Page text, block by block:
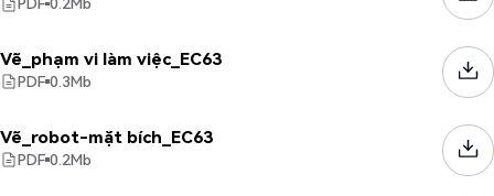
Vẽ_phạm vi làm việc_EC63
PDF 0.3Mb
Vẽ_robot-mặt bích_EC63
PDF 0.2Mb